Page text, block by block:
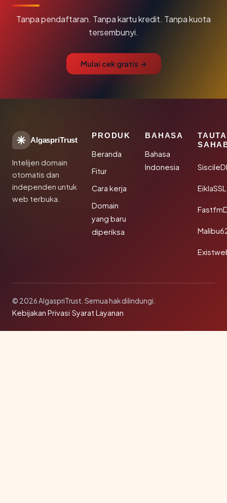
Tanpa pendaftaran. Tanpa kartu kredit. Tanpa kuota
tersembunyi.
Mulai cek gratis →
AlgaspriTrust
Intelijen domain
otomatis dan
independen untuk
web terbuka.
PRODUK
Beranda
Fitur
Cara kerja
Domain
yang baru
diperiksa
BAHASA
Bahasa
Indonesia
EiklaSSL
© 2026 AlgaspriTrust. Semua hak dilindungi.
Kebijakan Privasi·Syarat Layanan